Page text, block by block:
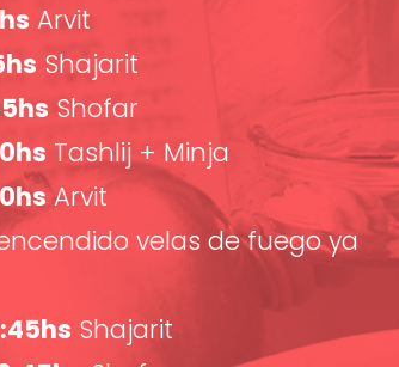
Arvit
Shajarit
Shofar
Tashlij + Minja
Arvit
velas de fuego ya
Shajarit